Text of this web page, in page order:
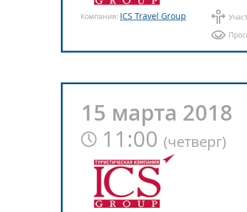
Компания: ICS Travel Group
15 марта 2018
11:00 (четверг)